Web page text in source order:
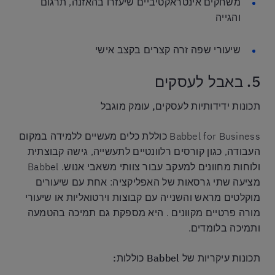
והגייה
שיעורי שפה זרה קצרים בקצב אישי
5. באבל לעסקים
תכונות ידידותיות לעסקים, עומק מוגבל
Babbel for Business כוללת כלים מעשיים ללמידה במקום
העבודה, כגון קורסים רלוונטיים לתעשייה, גישה קבוצתית
ולוחות מחוונים למעקב עבור צוותי משאבי אנוש. Babbel
מציעה שתי גרסאות של האפליקציה: אחת עם שיעורים
מוקלטים מראש והשנייה עם קבוצות וירטואליות או שיעורי
מורה פרטיים מקוונים . היא מספקת גם תמיכה בהטמעה
ותמיכה בלומדים.
תכונות עיקריות של Babbel כוללות: